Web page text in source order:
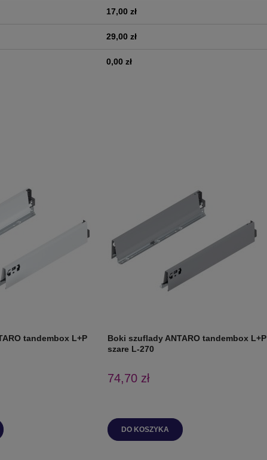
17,00 zł
29,00 zł
0,00 zł
tandembox L+P
Boki szuflady ANTARO tandembox L+P
szare L-270
74,70 zł
DO KOSZYKA